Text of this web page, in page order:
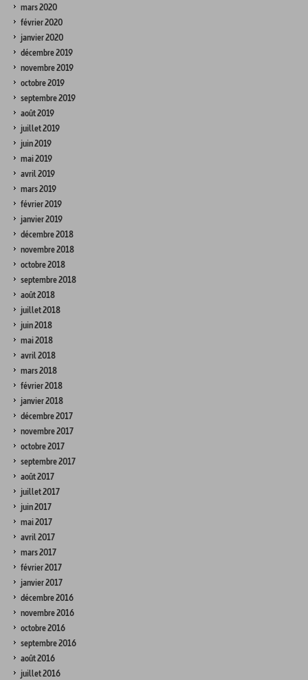
mars 2020
février 2020
janvier 2020
décembre 2019
novembre 2019
octobre 2019
septembre 2019
août 2019
juillet 2019
juin 2019
mai 2019
avril 2019
mars 2019
février 2019
janvier 2019
décembre 2018
novembre 2018
octobre 2018
septembre 2018
août 2018
juillet 2018
juin 2018
mai 2018
avril 2018
mars 2018
février 2018
janvier 2018
décembre 2017
novembre 2017
octobre 2017
septembre 2017
août 2017
juillet 2017
juin 2017
mai 2017
avril 2017
mars 2017
février 2017
janvier 2017
décembre 2016
novembre 2016
octobre 2016
septembre 2016
août 2016
juillet 2016